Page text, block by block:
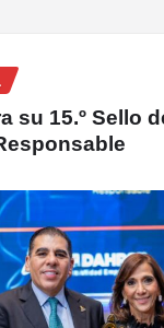
su 15.º Sello